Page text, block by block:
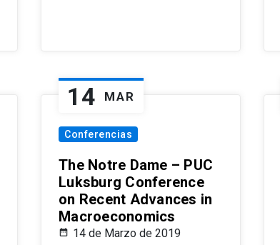
14 MAR
Conferencias
The Notre Dame – PUC
Luksburg Conference
on Recent Advances in
Macroeconomics
14 de Marzo de 2019